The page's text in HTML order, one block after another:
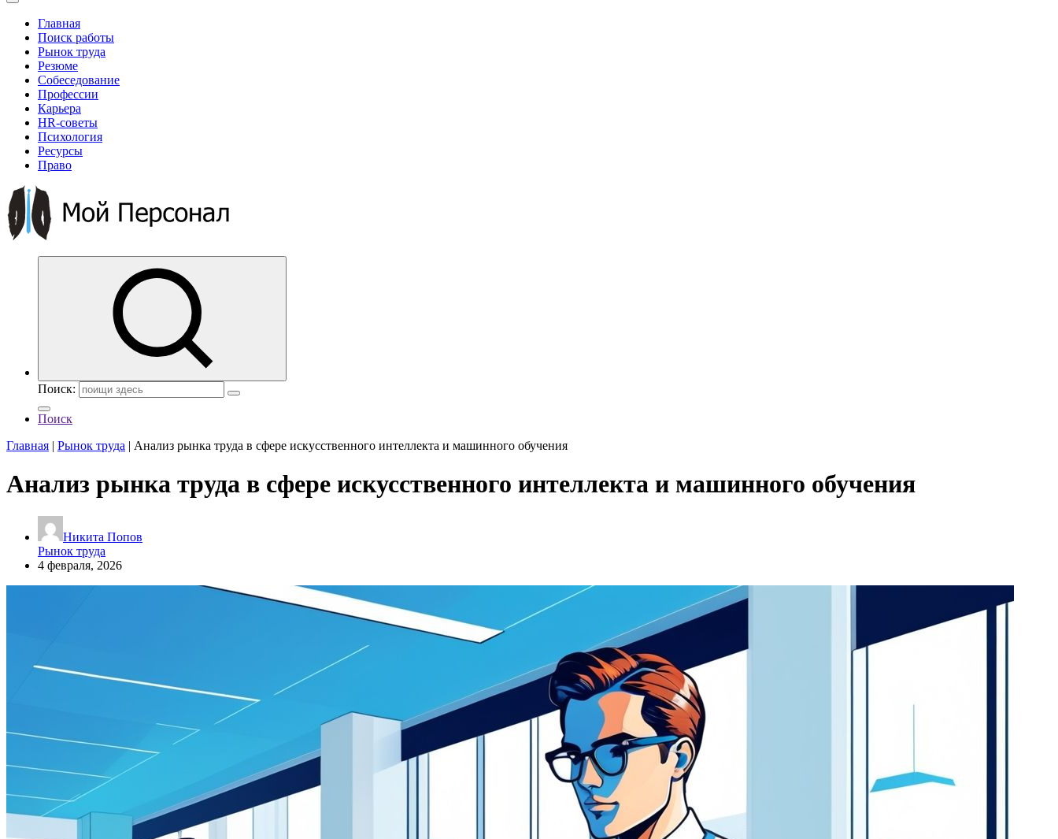
Главная
Поиск работы
Рынок труда
Резюме
Собеседование
Профессии
Карьера
HR-советы
Психология
Ресурсы
Право
Поиск:
Поиск
Главная | Рынок труда | Анализ рынка труда в сфере искусственного интеллекта и машинного обучения
Анализ рынка труда в сфере искусственного интеллекта и машинного обучения
Никита Попов
Рынок труда
4 февраля, 2026